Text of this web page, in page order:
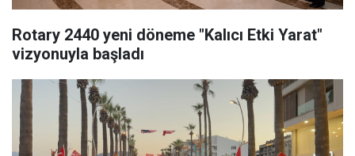
Rotary 2440 yeni döneme "Kalıcı Etki Yarat"
vizyonuyla başladı